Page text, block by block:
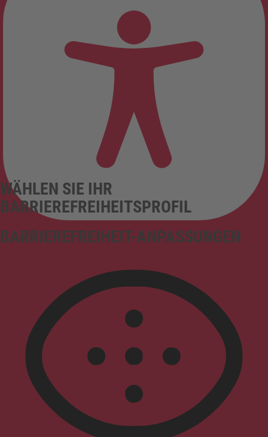
BARRIEREFREIHEIT-ANPASSUNGEN
WÄHLEN SIE IHR
BARRIEREFREIHEITSPROFIL